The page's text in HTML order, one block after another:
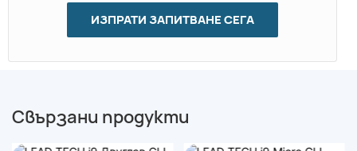
ИЗПРАТИ ЗАПИТВАНЕ СЕГА
Свързани продукти